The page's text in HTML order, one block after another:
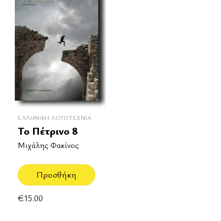
ΕΛΛΗΝΙΚΉ ΛΟΓΟΤΕΧΝΊΑ
Το Πέτρινο 8
Μιχάλης Φακίνος
Προσθήκη
€15.00